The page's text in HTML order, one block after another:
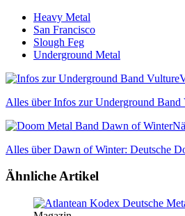
Heavy Metal
San Francisco
Slough Feg
Underground Metal
Alles über Infos zur Underground Band
Alles über Dawn of Winter: Deutsche
Ähnliche Artikel